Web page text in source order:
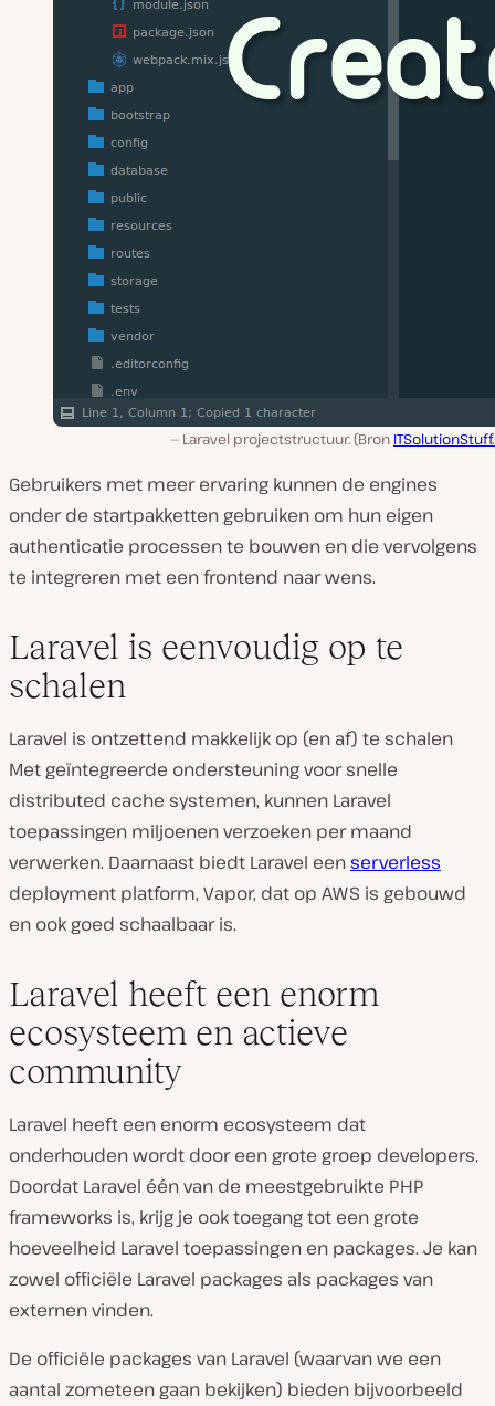
Laravel projectstructuur. (Bron
Gebruikers met meer ervaring kunnen de engines
onder de startpakketten gebruiken om hun eigen
authenticatie processen te bouwen en die vervolgens
te integreren met een frontend naar wens.
Laravel is eenvoudig op te
schalen
Laravel is ontzettend makkelijk op (en af) te schalen
Met geïntegreerde ondersteuning voor snelle
distributed cache systemen, kunnen Laravel
toepassingen miljoenen verzoeken per maand
verwerken. Daarnaast biedt Laravel eenserverless
deployment platform, Vapor, dat op AWS is gebouwd
en ook goed schaalbaar is.
Laravel heeft een enorm
ecosysteem en actieve
community
Laravel heeft een enorm ecosysteem dat
onderhouden wordt door een grote groep developers.
Doordat Laravel één van de meestgebruikte PHP
frameworks is, krijg je ook toegang tot een grote
hoeveelheid Laravel toepassingen en packages. Je kan
zowel officiële Laravel packages als packages van
externen vinden.
De officiële packages van Laravel (waarvan we een
aantal zometeen gaan bekijken) bieden bijvoorbeeld